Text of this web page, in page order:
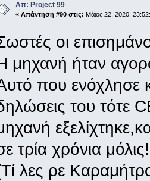
Απ: Project 99
« Απάντηση #90 στις: Μάιος 22, 2020,
οι
μηχανή ήταν
που ενόχλησε
του τότε
τρία χρόνια
λες ρε